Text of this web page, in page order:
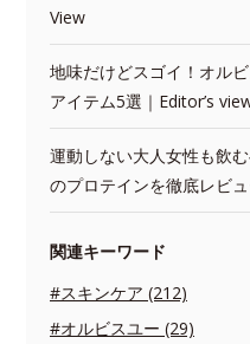
View
地味だけどスゴイ！オル
アイテム5選｜Editor’s
運動しない大人女性も飲
のプロテインを徹底レビ
関連キーワード
#スキンケア (212)
#オルビスユー (29)